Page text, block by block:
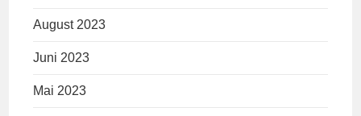
August 2023
Juni 2023
Mai 2023